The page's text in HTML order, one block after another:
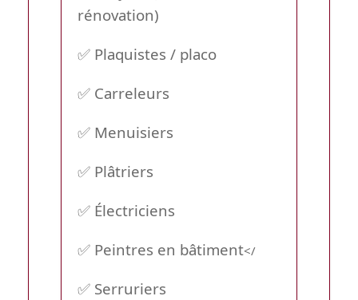
rénovation)
✅ Plaquistes / placo
✅ Carreleurs
✅ Menuisiers
✅ Plâtriers
✅ Électriciens
✅ Peintres en bâtiment</
✅ Serruriers